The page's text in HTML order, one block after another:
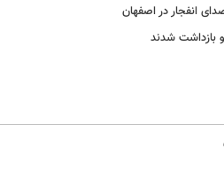
انفجار در اصفهان